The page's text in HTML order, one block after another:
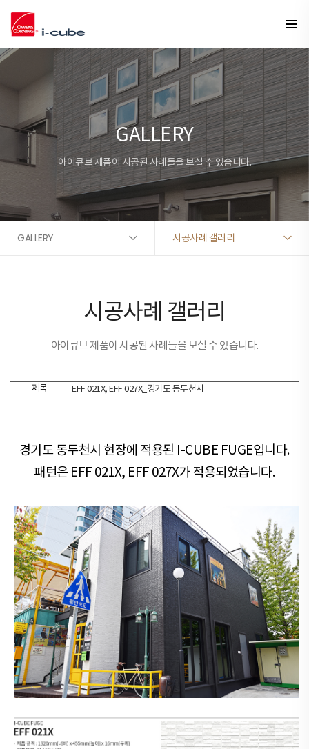
GALLERY
아이큐브 제품이 시공된 사례들을 보실 수 있습니다.
GALLERY 시공사례 갤러리
시공사례 갤러리
아이큐브 제품이 시공된 사례들을 보실 수 있습니다.
제목 EFF 021X, EFF 027X_경기도 동두천시
경기도 동두천시 현장​​에 적용된 I-CUBE FUGE입니다.
패턴은 EFF 021X, EFF 027X가 적용되었습니다.